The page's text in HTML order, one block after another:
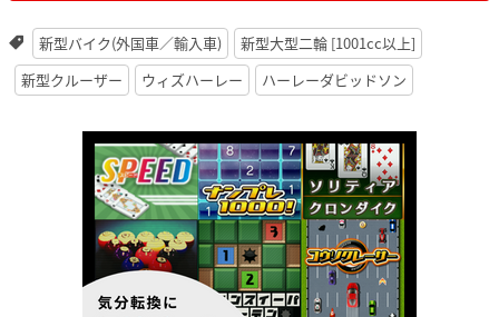
新型バイク(外国車／輸入車)
新型大型二輪 [1001cc以上]
新型クルーザー
ウィズハーレー ハーレーダビッドソン